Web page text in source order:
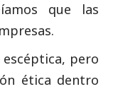
que las
pero
ética dentro